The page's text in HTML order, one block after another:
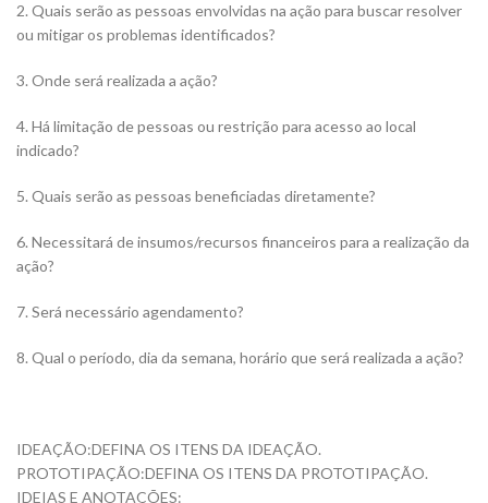
2. Quais serão as pessoas envolvidas na ação para buscar resolver
ou mitigar os problemas identificados?
3. Onde será realizada a ação?
4. Há limitação de pessoas ou restrição para acesso ao local
indicado?
5. Quais serão as pessoas beneficiadas diretamente?
6. Necessitará de insumos/recursos financeiros para a realização da
ação?
7. Será necessário agendamento?
8. Qual o período, dia da semana, horário que será realizada a ação?
IDEAÇÃO:DEFINA OS ITENS DA IDEAÇÃO.
PROTOTIPAÇÃO:DEFINA OS ITENS DA PROTOTIPAÇÃO.
IDEIAS E ANOTAÇÕES: